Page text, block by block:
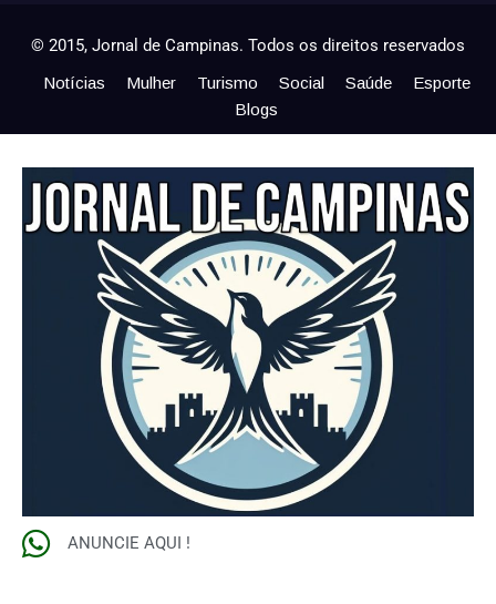
© 2015, Jornal de Campinas. Todos os direitos reservados
Notícias Mulher Turismo Social Saúde
Esporte
Blogs
ANUNCIE AQUI !